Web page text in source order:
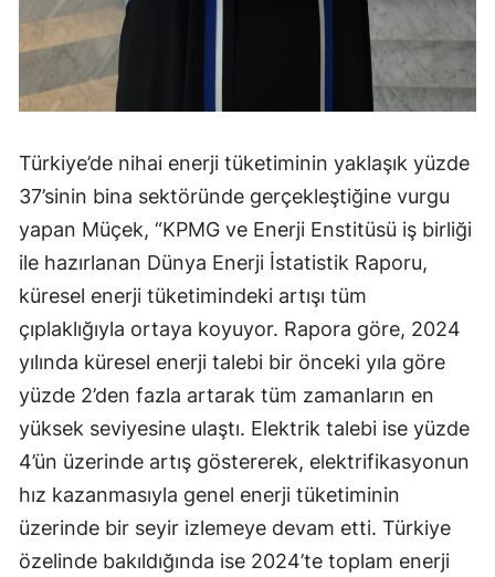
Türkiye’de nihai enerji tüketiminin yaklaşık yüzde
37’sinin bina sektöründe gerçekleştiğine vurgu
yapan Müçek, “KPMG ve Enerji Enstitüsü iş birliği
ile hazırlanan Dünya Enerji İstatistik Raporu,
küresel enerji tüketimindeki artışı tüm
çıplaklığıyla ortaya koyuyor. Rapora göre, 2024
yılında küresel enerji talebi bir önceki yıla göre
yüzde 2’den fazla artarak tüm zamanların en
yüksek seviyesine ulaştı. Elektrik talebi ise yüzde
4’ün üzerinde artış göstererek, elektrifikasyonun
hız kazanmasıyla genel enerji tüketiminin
üzerinde bir seyir izlemeye devam etti. Türkiye
özelinde bakıldığında ise 2024’te toplam enerji